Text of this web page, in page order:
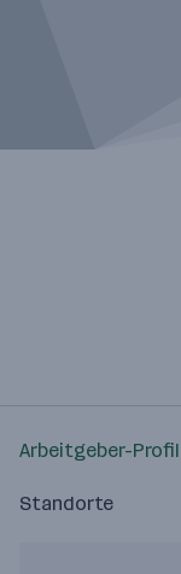
Arbeitgeber-Profil
Standorte